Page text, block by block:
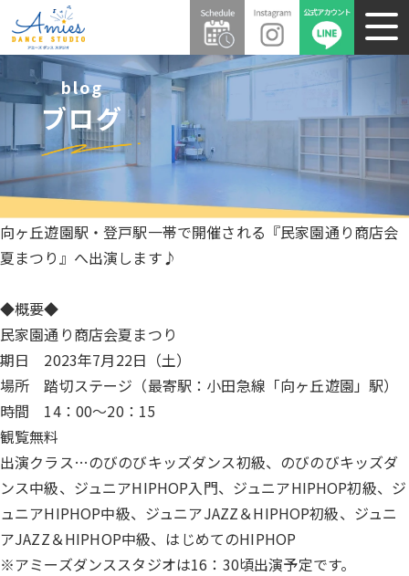
blog
ブログ
向ヶ丘遊園駅・登戸駅一帯で開催される『民家園通り商店会
夏まつり』へ出演します♪
◆概要◆
民家園通り商店会夏まつり
期日 2023年7月22日（土）
場所 踏切ステージ（最寄駅：小田急線「向ヶ丘遊園」駅）
時間 14：00～20：15
観覧無料
出演クラス…のびのびキッズダンス初級、のびのびキッズダ
ンス中級、ジュニアHIPHOP入門、ジュニアHIPHOP初級、ジ
ュニアHIPHOP中級、ジュニアJAZZ＆HIPHOP初級、ジュニ
アJAZZ＆HIPHOP中級、はじめてのHIPHOP
※アミーズダンススタジオは16：30頃出演予定です。